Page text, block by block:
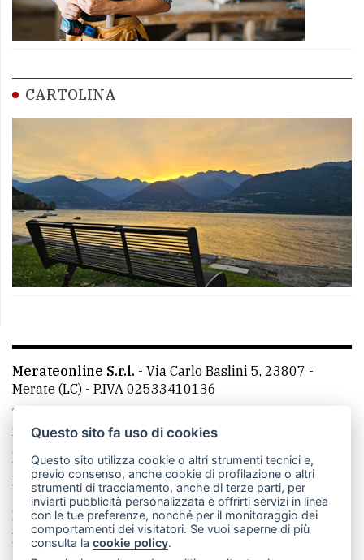
CARTOLINA
Merateonline S.r.l. - Via Carlo Baslini 5, 23807 -
Merate (LC) - P.IVA 02533410136
Telefono:
mail: redazione@leccoonline.com
La redazione
MerateOnline CasateOnline
RSS
Made by VIP
Privacy policy
Cookie policy
Rivedi le tue scelte sui cookie
Questo sito fa uso di cookies
Questo sito utilizza cookie o altri strumenti tecnici e,
previo consenso, anche cookie di profilazione o altri
strumenti di tracciamento, anche di terze parti, per
inviarti pubblicità personalizzata e offrirti servizi in linea
con le tue preferenze, nonché per il monitoraggio dei
comportamenti dei visitatori. Se vuoi saperne di più
consulta lacookie policy.